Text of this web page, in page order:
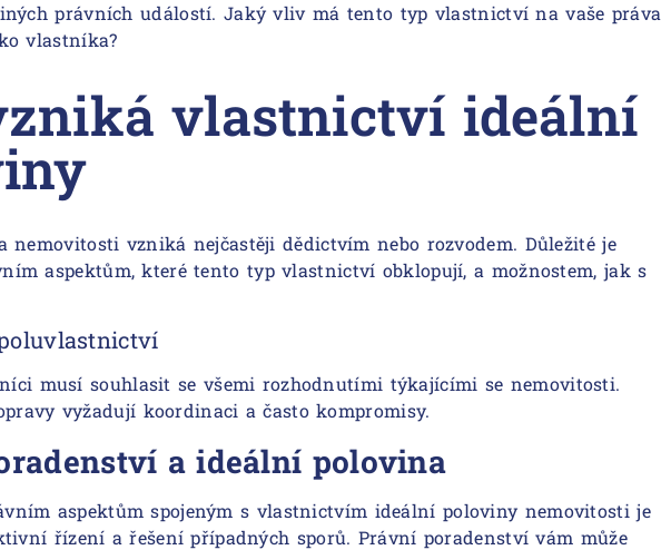
právních událostí. Jaký vliv má tento typ vlastnictví na vaše práva
vlastníka?
vlastnictví ideální
nemovitosti vzniká nejčastěji dědictvím nebo rozvodem. Důležité je
aspektům, které tento typ vlastnictví obklopují, a možnostem, jak s
musí souhlasit se všemi rozhodnutími týkajícími se nemovitosti.
vyžadují koordinaci a často kompromisy.
a ideální polovina
aspektům spojeným s vlastnictvím ideální poloviny nemovitosti je
řízení a řešení případných sporů. Právní poradenství vám může